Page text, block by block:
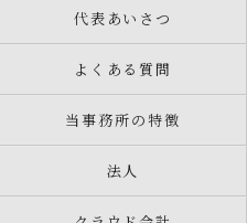
代表あいさつ
よくある質問
当事務所の特徴
法人